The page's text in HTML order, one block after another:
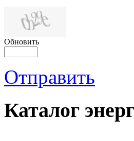
Обновить
Отправить
Каталог